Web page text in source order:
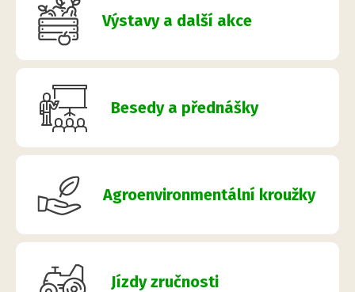
Výstavy a další akce
Besedy a přednášky
Agroenvironmentální kroužky
Jízdy zručnosti